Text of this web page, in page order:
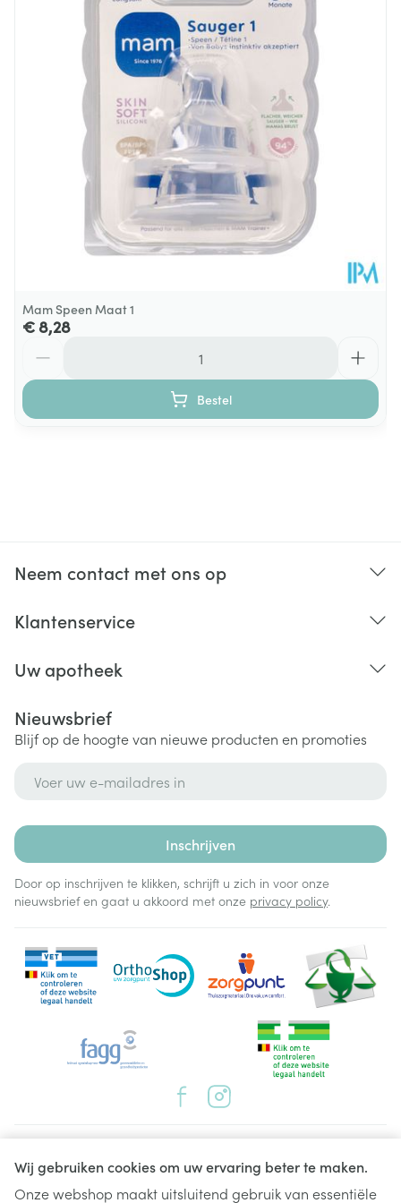
Wij gebruiken cookies om uw ervaring beter te maken.
Onze webshop maakt uitsluitend gebruik van essentiële
55 mm
Kamertemperatuur (15°C - 25°C)
Mam Speen Maat 1
€ 8,28
Bestel
Neem contact met ons op
Klantenservice
Uw apotheek
Nieuwsbrief
Blijf op de hoogte van nieuwe producten en promoties
Inschrijven
Door op inschrijven te klikken, schrijft u zich in voor onze
nieuwsbrief en gaat u akkoord met onze privacy policy.
Juridische links